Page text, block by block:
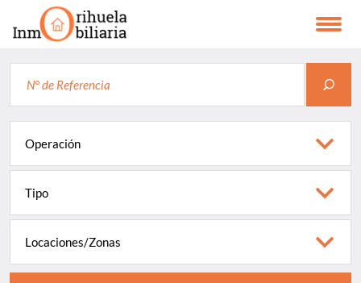
Toggle
Operación
Tipo
Locaciones/Zonas